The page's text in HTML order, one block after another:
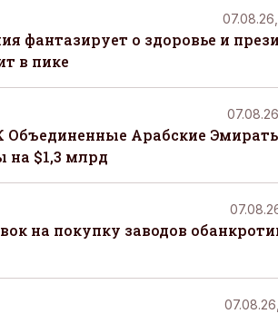
фантазирует о здоровье и
в пике
Арабские
на $1,3 млрд
на покупку заводов